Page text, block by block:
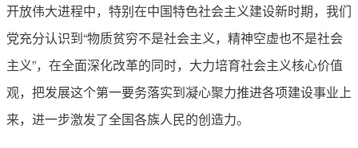
开放伟大进程中，特别在中国特色社会主义建设新时期，我们
党充分认识到“物质贫穷不是社会主义，精神空虚也不是社会
主义”，在全面深化改革的同时，大力培育社会主义核心价值
观，把发展这个第一要务落实到凝心聚力推进各项建设事业上
来，进一步激发了全国各族人民的创造力。